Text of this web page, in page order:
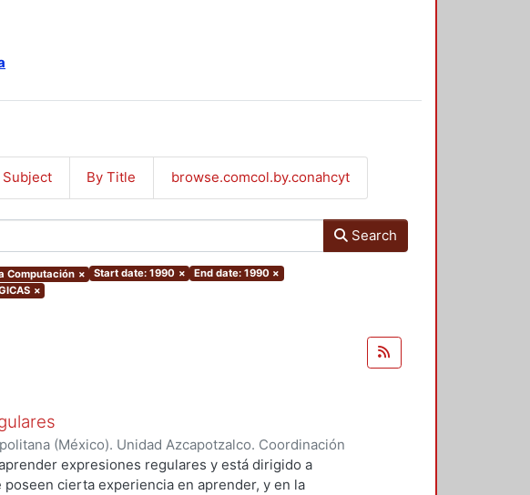
Subject By Title browse.comcol.by.conahcyt
Search
Computación × Start date: 1990 × End date: 1990 ×
×
(México). Unidad Azcapotzalco. Coordinación
05) GONZALEZ BRAMBILA, SILVIA BEATRIZ
expresiones regulares y está dirigido a
cierta experiencia en aprender, y en la